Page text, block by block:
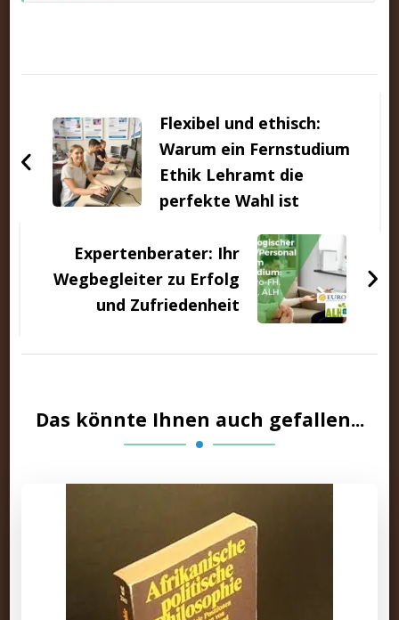
Flexibel und ethisch:
Warum ein Fernstudium
Ethik Lehramt die
perfekte Wahl ist
Expertenberater: Ihr
Wegbegleiter zu Erfolg
und Zufriedenheit
Das könnte Ihnen auch gefallen...